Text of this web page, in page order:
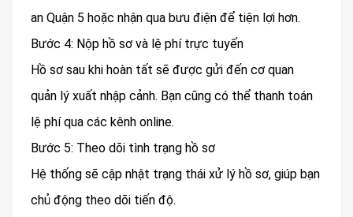
an Quận 5 hoặc nhận qua bưu điện để tiện lợi hơn.
Bước 4: Nộp hồ sơ và lệ phí trực tuyến
Hồ sơ sau khi hoàn tất sẽ được gửi đến cơ quan
quản lý xuất nhập cảnh. Bạn cũng có thể thanh toán
lệ phí qua các kênh online.
Bước 5: Theo dõi tình trạng hồ sơ
Hệ thống sẽ cập nhật trạng thái xử lý hồ sơ, giúp bạn
chủ động theo dõi tiến độ.